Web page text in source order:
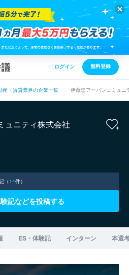
ログイン 無料登録
産・賃貸業界の企業一覧 伊藤忠アーバンコミュニ
ュニティ株式会社
（14件）
記などを投稿する
ES・体験記 インターン 本選